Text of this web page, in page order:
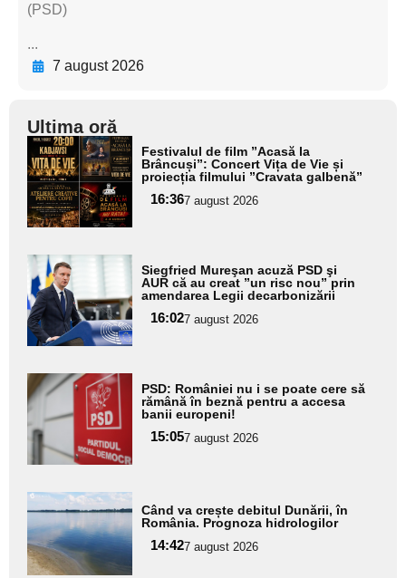
(PSD)
...
7 august 2026
Ultima oră
Adaugă
aici textul
pentru
subtitlu
Festivalul de film ”Acasă la
Brâncuși”: Concert Vița de Vie și
proiecția filmului ”Cravata galbenă”
16:367 august 2026
Adaugă
aici textul
pentru
subtitlu
Siegfried Mureşan acuză PSD şi
AUR că au creat ”un risc nou” prin
amendarea Legii decarbonizării
16:027 august 2026
Adaugă
aici textul
pentru
subtitlu
PSD: României nu i se poate cere să
rămână în beznă pentru a accesa
banii europeni!
15:057 august 2026
Adaugă
aici textul
pentru
subtitlu
Când va crește debitul Dunării, în
România. Prognoza hidrologilor
14:427 august 2026